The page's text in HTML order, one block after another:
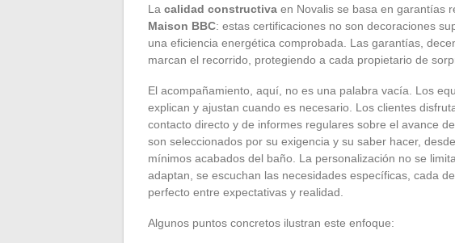
La calidad constructiva en Novalis se basa en garantías
Maison BBC: estas certificaciones no son decoraciones
una eficiencia energética comprobada. Las garantías,
marcan el recorrido, protegiendo a cada propietario de
El acompañamiento, aquí, no es una palabra vacía. Los
explican y ajustan cuando es necesario. Los clientes
contacto directo y de informes regulares sobre el avance
son seleccionados por su exigencia y su saber hacer,
mínimos acabados del baño. La personalización no se
adaptan, se escuchan las necesidades específicas, cada
perfecto entre expectativas y realidad.
Algunos puntos concretos ilustran este enfoque: